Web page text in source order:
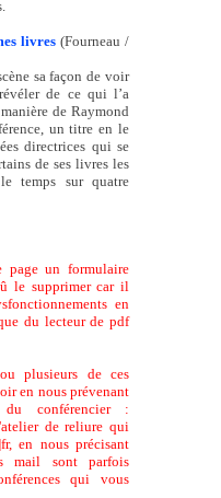
livres(Fourneau /
sa façon de voir
de ce qui l’a
de Raymond
un titre en le
directrices qui se
de ses livres les
temps sur quatre
un formulaire
le supprimer car il
en
du lecteur de pdf
plusieurs de ces
en nous prévenant
conférencier :
de reliure qui
en nous précisant
mail sont parfois
qui vous